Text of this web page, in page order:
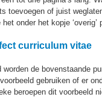
toevoegen of juist
onder het kopje ‘overig’
curriculum vitae
worden de bovenstaande
gebruiken of er
beroepen dit voorbeeld